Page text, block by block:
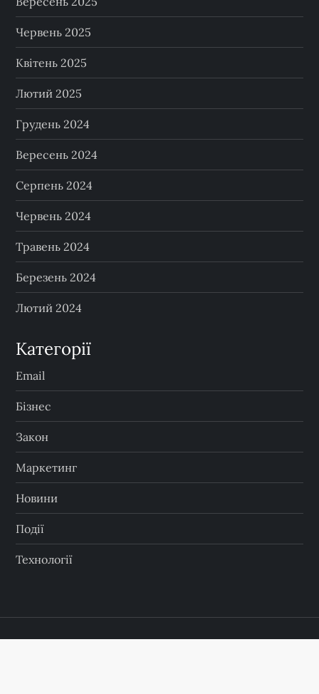
Червень 2025
Квітень 2025
Лютий 2025
Грудень 2024
Вересень 2024
Серпень 2024
Червень 2024
Травень 2024
Березень 2024
Лютий 2024
Категорії
Email
Бізнес
Закон
Маркетинг
Новини
Події
Технології